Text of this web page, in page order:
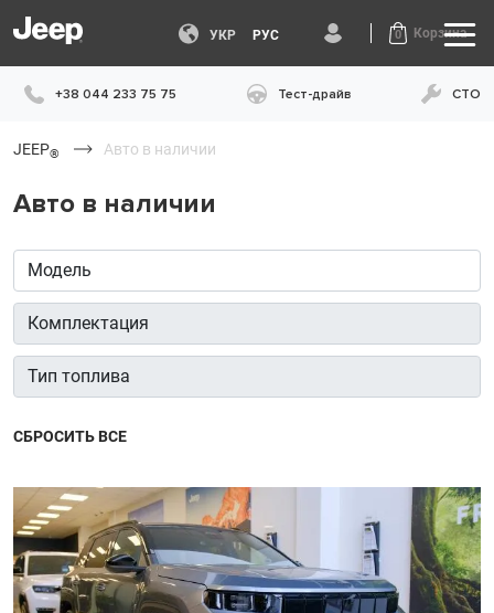
УКР РУС 0 Корзина
+38 044 233 75 75 Тест-драйв СТО
JEEP® Авто в наличии
Авто в наличии
CБРОСИТЬ ВСЕ